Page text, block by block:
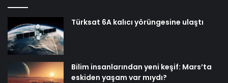
Türksat 6A kalıcı yörüngesine ulaştı
Bilim insanlarından yeni keşif: Mars’ta
eskiden yaşam var mıydı?